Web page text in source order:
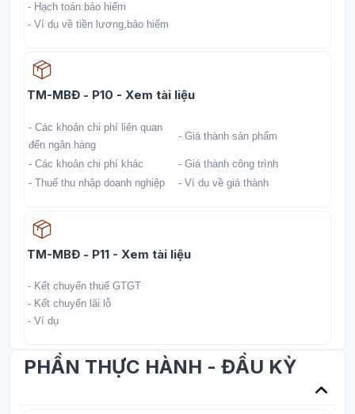
- Hạch toán bảo hiểm
- Ví dụ về tiền lương,bảo hiểm
TM-MBĐ - P10 - Xem tài liệuHọc liệu
- Các khoản chi phí liên quan
đến ngân hàng
- Giá thành sản phẩm
- Các khoản chi phí khác
- Giá thành công trình
- Thuế thu nhập doanh nghiệp
- Ví dụ về giá thành
TM-MBĐ - P11 - Xem tài liệuHọc liệu
- Kết chuyển thuế GTGT
- Kết chuyển lãi lỗ
- Ví dụ
PHẦN THỰC HÀNH - ĐẦU KỲ